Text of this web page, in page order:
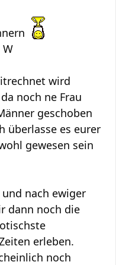
W
wird
noch ne Frau
geschoben
überlasse es eurer
gewesen sein
nach ewiger
dann noch die
erleben.
noch